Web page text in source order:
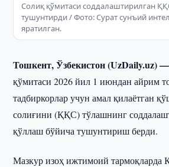
Солиқ қўмитаси соддалаштирилган
тушунтирди / Фото: Сурат сунъий
яратилган.
Тошкент, Ўзбекистон (UzDaily.uz)
қўмитаси 2026 йил 1 июндан айрим
тадбиркорлар учун амал қилаётган
солиғини (ҚҚС) тўлашнинг
қўллаш бўйича тушунтириш берди.
Мазкур изоҳ ижтимоий